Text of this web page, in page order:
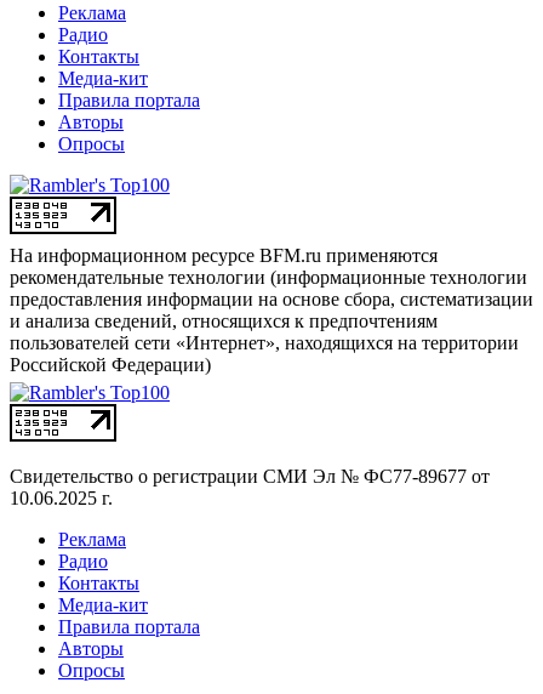
Реклама
Радио
Контакты
Медиа-кит
Правила портала
Авторы
Опросы
На информационном ресурсе BFM.ru применяются
рекомендательные технологии (информационные технологии
предоставления информации на основе сбора, систематизации
и анализа сведений, относящихся к предпочтениям
пользователей сети «Интернет», находящихся на территории
Российской Федерации)
Свидетельство о регистрации СМИ Эл № ФС77-89677 от
10.06.2025 г.
Реклама
Радио
Контакты
Медиа-кит
Правила портала
Авторы
Опросы